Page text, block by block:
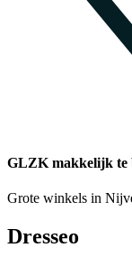
GLZK makkelijk te
Grote winkels in
Dresseo